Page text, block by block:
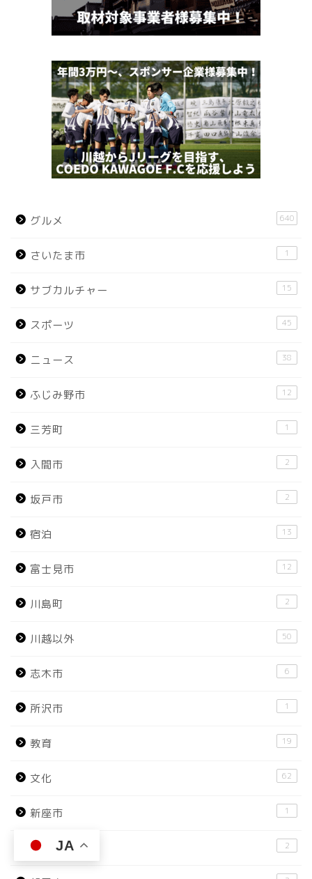
グルメ 640
さいたま市 1
サブカルチャー 15
スポーツ 45
ニュース 38
ふじみ野市 12
三芳町 1
入間市 2
坂戸市 2
宿泊 13
富士見市 12
川島町 2
川越以外 50
志木市 6
所沢市 1
教育 19
文化 62
新座市 1
日高市 2
JA